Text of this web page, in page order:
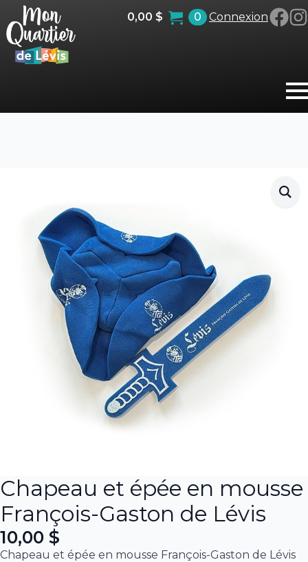
0,00 $ 0 Connexion
Chapeau et épée en mousse
François-Gaston de Lévis
10,00 $
Chapeau et épée en mousse François-Gaston de Lévis